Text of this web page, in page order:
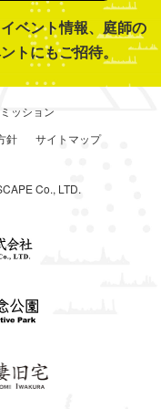
ベント情報、庭師の
トにもご招待。
ミッション
針
サイトマップ
Co., LTD.